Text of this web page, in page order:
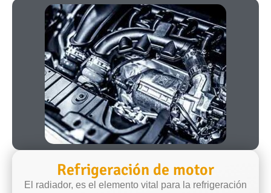
Refrigeración de motor
El radiador, es el elemento vital para la refrigeración